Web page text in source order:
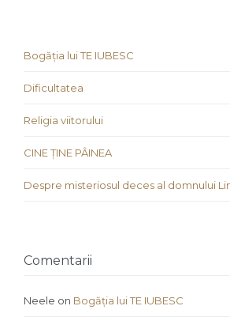
Bogăția lui TE IUBESC
Dificultatea
Religia viitorului
CINE ȚINE PÂINEA
Despre misteriosul deces al domnului
Comentarii
Neele on Bogăția lui TE IUBESC